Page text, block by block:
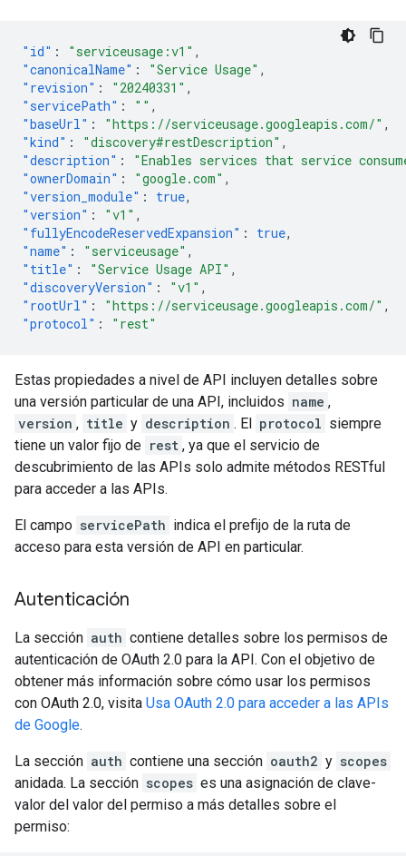
"id" : "serviceusage:v1" ,
"canonicalName" : "Service Usage" ,
"revision" : "20240331" ,
"servicePath" : "" ,
"baseUrl" : "https://serviceusage.googleapis.com/" ,
"kind" : "discovery#restDescription" ,
"description" :
"Enables services that service
"ownerDomain" : "google.com" ,
"version_module" : true,
"version" : "v1" ,
"fullyEncodeReservedExpansion" : true,
"name" : "serviceusage" ,
"title" : "Service Usage API" ,
"discoveryVersion" : "v1" ,
"rootUrl" : "https://serviceusage.googleapis.com/" ,
"protocol" : "rest"
Estas propiedades a nivel de API incluyen detalles sobre
una versión particular de una API, incluidos name ,
version , title y description . El protocol siempre
tiene un valor fijo de rest , ya que el servicio de
descubrimiento de las APIs solo admite métodos RESTful
para acceder a las APIs.
El campo servicePath indica el prefijo de la ruta de
acceso para esta versión de API en particular.
Autenticación
La sección auth contiene detalles sobre los permisos de
autenticación de OAuth 2.0 para la API. Con el objetivo de
obtener más información sobre cómo usar los permisos
con OAuth 2.0, visita Usa OAuth 2.0 para acceder a las APIs
de Google.
La sección auth contiene una sección oauth2 y scopes
anidada. La sección scopes es una asignación de clave-
valor del valor del permiso a más detalles sobre el
permiso: